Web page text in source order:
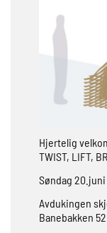
Hjertelig
TWIST, LIFT,
Søndag 20.juni
Avdukingen
Banebakken